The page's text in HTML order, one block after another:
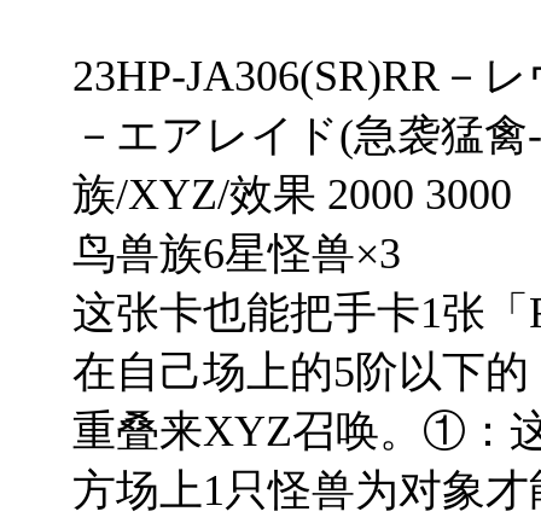
23HP-JA306(SR)RR－
－エアレイド(急袭猛
族/XYZ/效果 2000 3000
鸟兽族6星怪兽×3
这张卡也能把手卡1张
在自己场上的5阶以下
重叠来XYZ召唤。①：
方场上1只怪兽为对象